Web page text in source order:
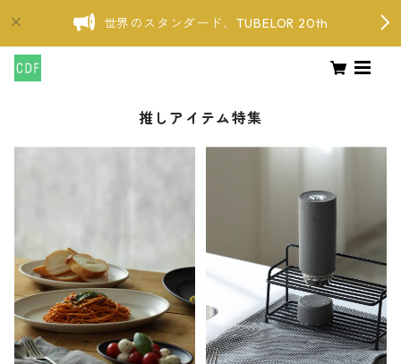
世界のスタンダード、TUBELOR 20th
推しアイテム特集